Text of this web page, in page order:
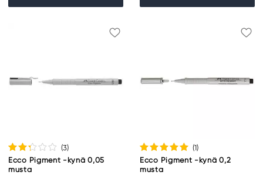
(3)
Ecco Pigment -kynä 0,05
musta
(1)
Ecco Pigment -kynä 0,2
musta